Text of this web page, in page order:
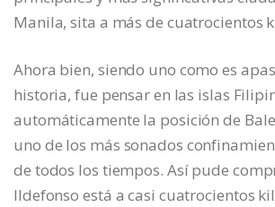
Manila, sita a más de cuatrocientos
Ahora bien, siendo uno como es
historia, fue pensar en las islas
automáticamente la posición de
uno de los más sonados
de todos los tiempos. Así pude
Ildefonso está a casi cuatrocientos